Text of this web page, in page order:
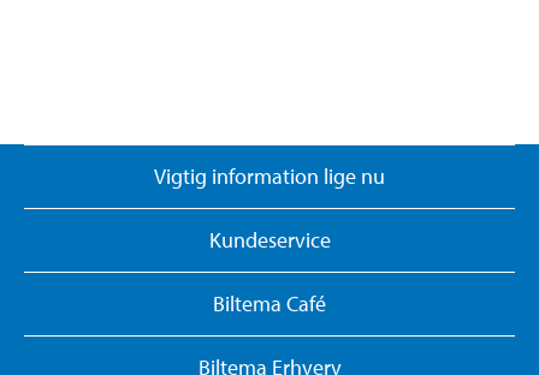
Vigtig information lige nu
Kundeservice
Biltema Café
Biltema Erhverv